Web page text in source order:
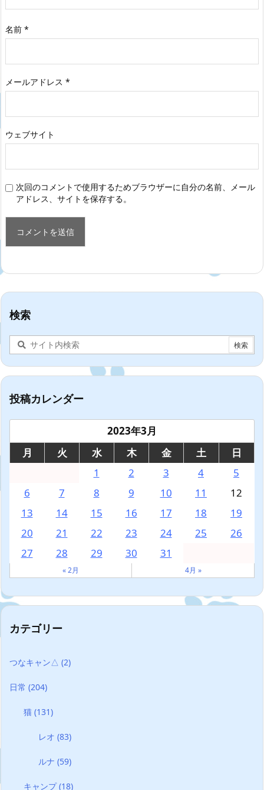
名前 *
メールアドレス *
ウェブサイト
次回のコメントで使用するためブラウザーに自分の名前、メール
アドレス、サイトを保存する。
検索
投稿カレンダー
2023年3月
月
火 水 木 金 土
日
1
2 3 4
5
6
7 8 9 10 11
12
13
14 15 16 17 18
19
20
21 22 23 24 25
26
27
28 29 30 31
« 2月 4月 »
カテゴリー
つなキャン△ (2)
日常 (204)
猫(131)
レオ (83)
ルナ (59)
キャンプ(18)